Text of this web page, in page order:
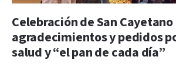
Celebración de San
agradecimientos y pedidos
salud y “el pan de cada día”